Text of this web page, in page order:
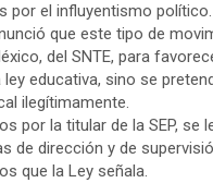
por el influyentismo político.
que este tipo de
del SNTE, para
educativa, sino se
ilegítimamente.
por la titular de la SEP,
de dirección y de
que la Ley señala.